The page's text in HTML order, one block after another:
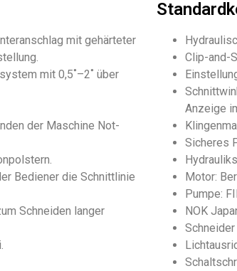
mit gehärteter
mit 0,5˚–2˚ über
der Maschine Not-
Bediener die Schnittlinie
Schneiden langer
Clip-and-
Anzeige
Sicheres
Motor:
Pumpe:
NOK